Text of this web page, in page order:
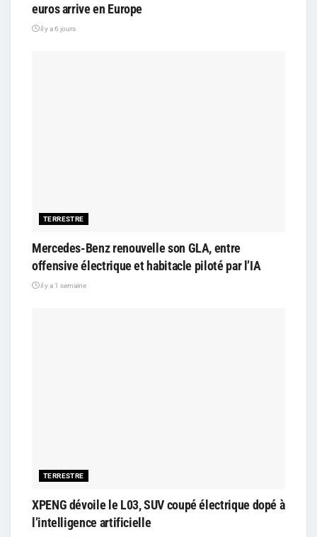
euros arrive en Europe
il y a 6 jours
TERRESTRE
Mercedes-Benz renouvelle son GLA, entre
offensive électrique et habitacle piloté par l’IA
il y a 1 semaine
TERRESTRE
XPENG dévoile le L03, SUV coupé électrique dopé à
l’intelligence artificielle